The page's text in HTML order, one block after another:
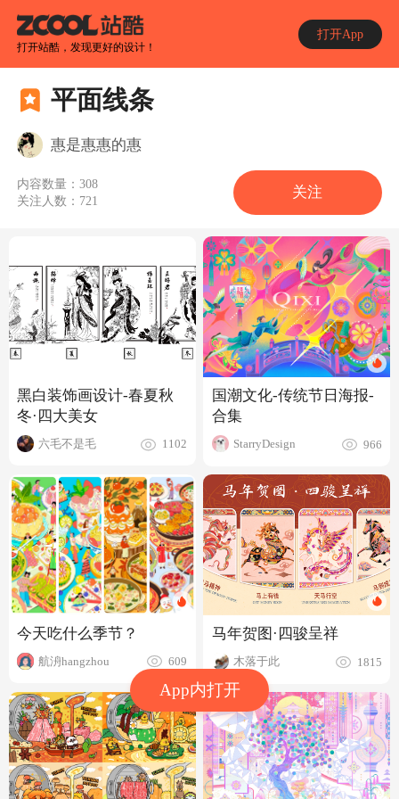
打开站酷，发现更好的设计！
打开App
App内打开
平面线条
惠是惠惠的惠
内容数量：308
关注人数： 721
关注
黑白装饰画设计-春夏秋
冬·四大美女
六毛不是毛 1102
今天吃什么季节？
航洀hangzhou 609
国潮文化-传统节日海报-
合集
StarryDesign 966
马年贺图·四骏呈祥
木落于此 1815